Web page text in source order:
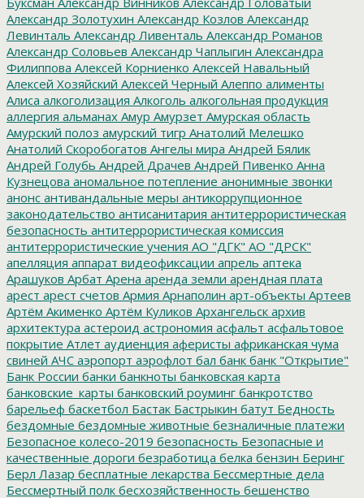
Александр Золотухин Александр Козлов Александр
Левинталь Александр Ливенталь Александр Романов
Александр Соловьев Александр Чаплыгин Александра
Филиппова Алексей Корниенко Алексей Навальный
Алексей Хозяйский Алексей Черный Алеппо алименты
Алиса алкоголизация Алкоголь алкогольная продукция
аллергия альманах Амур Амурзет Амурская область
Амурский полоз амурский тигр Анатолий Мелешко
Анатолий Скоробогатов Ангелы мира Андрей Бялик
Андрей Голубь Андрей Драчев Андрей Пивенко Анна
Кузнецова аномальное потепление анонимные звонки
анонс антивандальные меры антикоррупционное
законодательство антисанитария антитеррористическая
безопасность антитеррористическая комиссия
антитеррористические учения АО "ДГК" АО "ДРСК"
апелляция аппарат видеофиксации апрель аптека
Арашуков Арбат Арена аренда земли арендная плата
арест арест счетов Армия Арнаполин арт-объекты Артеев
Артём Акименко Артём Куликов Архангельск архив
архитектура астероид астрономия асфальт асфальтовое
покрытие Атлет аудиенция аферисты африканская чума
свиней АЧС аэропорт аэрофлот бал банк банк "Открытие"
Банк России банки банкноты банковская карта
банковские_карты банковский роуминг банкротство
барельеф баскетбол Бастак Бастрыкин батут Бедность
бездомные бездомные животные безналичные платежи
Безопасное колесо-2019 безопасность Безопасные и
качественные дороги безработица белка бензин Беринг
Берл Лазар бесплатные лекарства Бессмертные дела
Бессмертный полк бесхозяйственность бешенство